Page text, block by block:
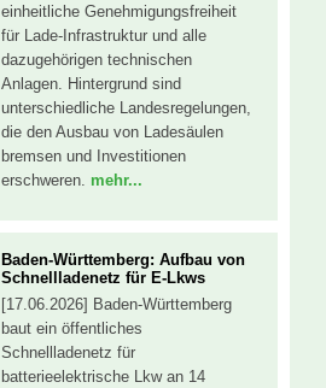
einheitliche Genehmigungsfreiheit
für Lade-Infrastruktur und alle
dazugehörigen technischen
Anlagen. Hintergrund sind
unterschiedliche Landesregelungen,
die den Ausbau von Ladesäulen
bremsen und Investitionen
erschweren. mehr...
Baden-Württemberg: Aufbau von
Schnellladenetz für E-Lkws
[17.06.2026] Baden-Württemberg
baut ein öffentliches
Schnellladenetz für
batterieelektrische Lkw an 14